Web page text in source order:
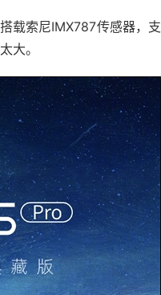
载索尼IMX787传感器，
大。